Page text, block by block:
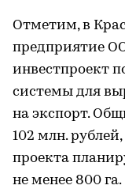
Отметим, в
предприятие
инвестпроект
системы для
на экспорт.
102 млн.
проекта
не менее 800 га.